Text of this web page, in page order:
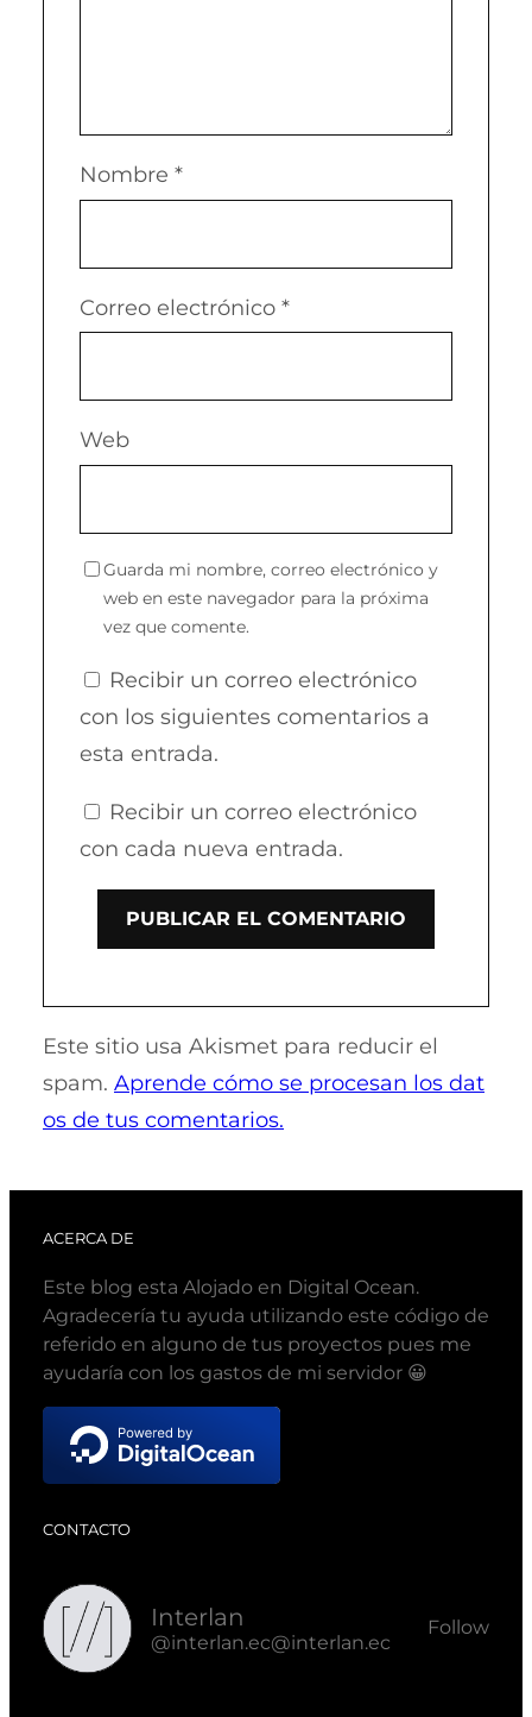
Nombre *
Correo electrónico *
Web
Guarda mi nombre, correo electrónico y
web en este navegador para la próxima
vez que comente.
Recibir un correo electrónico
con los siguientes comentarios a
esta entrada.
Recibir un correo electrónico
con cada nueva entrada.
Este sitio usa Akismet para reducir el
spam. Aprende cómo se procesan los dat
os de tus comentarios.
ACERCA DE
Este blog esta Alojado en Digital Ocean.
Agradecería tu ayuda utilizando este código de
referido en alguno de tus proyectos pues me
ayudaría con los gastos de mi servidor 😀
CONTACTO
Interlan
@interlan.ec@interlan.ec
Follow